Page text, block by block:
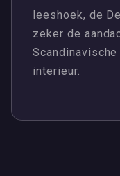
leeshoek, de
zeker de
interieur.